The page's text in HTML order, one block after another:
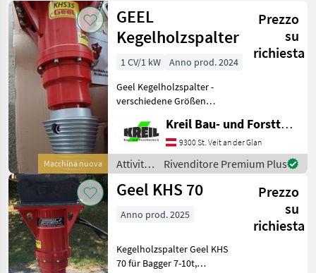
ricerca
Categoria 4 Paese Filtri
PERCORSO
Settore
forestale
Attivita
Forestali E
Lavorazione
Del Legno
Spaccalegna
Geel
SCEGLI
CATEGORIA
Reimposta
Mostra
4
risultati
Macchina nuova
GEEL
Kegelholzspalter
Prezzo
su
richiesta
1 CV/1 kW
Anno prod. 2024
Geel Kegelholzspalter -
verschiedene Größen
5t-12t, Kegel ø 170, 250
oder 315 mm, Anbauplatte
GEEL SW010/Martin MH03
und GEEL SW020/Ma
Kreil Bau- und Forsttechnik
9300 St. Veit an der Glan
Attività
forestali
e
del
Geel
Rivenditore Premium Plus
Geel KHS 70
Prezzo
su
richiesta
Anno prod. 2025
Kegelholzspalter Geel KHS
70 für Bagger 7-10t,